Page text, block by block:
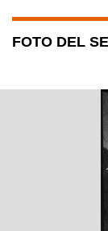
FOTO DEL